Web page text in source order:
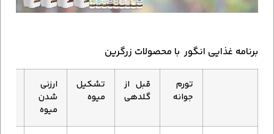
برنامه غذایی انگور با محصولات زرگرین
تورم
جوانه
قبل از
گلدهی
تشکیل
میوه
ارزنی
شدن
میوه